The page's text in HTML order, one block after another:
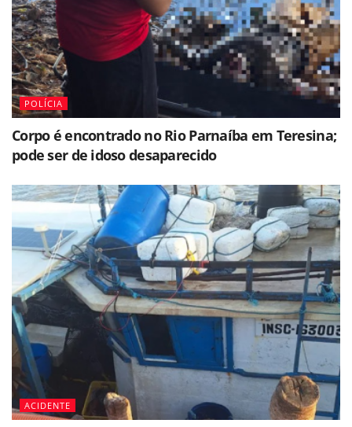
POLÍCIA
Corpo é encontrado no Rio Parnaíba em Teresina;
pode ser de idoso desaparecido
ACIDENTE